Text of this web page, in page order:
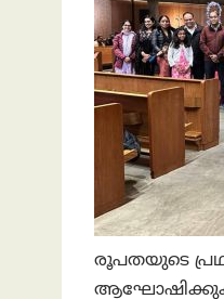
രൂപതയുടെ